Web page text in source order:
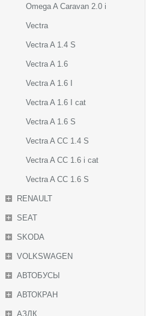
Omega A Caravan 2.0 i
Vectra
Vectra A 1.4 S
Vectra A 1.6
Vectra A 1.6 I
Vectra A 1.6 I cat
Vectra A 1.6 S
Vectra A CC 1.4 S
Vectra A CC 1.6 i cat
Vectra A CC 1.6 S
RENAULT
SEAT
SKODA
VOLKSWAGEN
АВТОБУСЫ
АВТОКРАН
АЗЛК